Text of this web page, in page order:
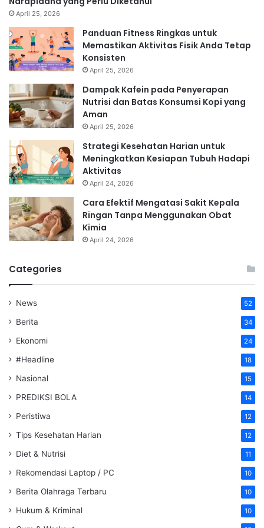
April 25, 2026
Panduan Fitness Ringkas untuk
Memastikan Aktivitas Fisik Anda Tetap
Konsisten
April 25, 2026
Dampak Kafein pada Penyerapan
Nutrisi dan Batas Konsumsi Kopi yang
Aman
April 25, 2026
Strategi Kesehatan Harian untuk
Meningkatkan Kesiapan Tubuh Hadapi
Aktivitas
April 24, 2026
Cara Efektif Mengatasi Sakit Kepala
Ringan Tanpa Menggunakan Obat
Kimia
April 24, 2026
Categories
News 52
Berita 34
Ekonomi 24
#Headline 18
Nasional 15
PREDIKSI BOLA 14
Peristiwa 12
Tips Kesehatan Harian 12
Diet & Nutrisi 11
Rekomendasi Laptop / PC 10
Berita Olahraga Terbaru 10
Hukum & Kriminal 10